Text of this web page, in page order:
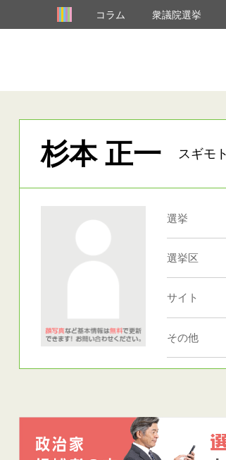
コラム 衆議院選挙
杉本 正一 スギモ
選挙
選挙区
サイト
その他